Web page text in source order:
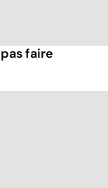
faire